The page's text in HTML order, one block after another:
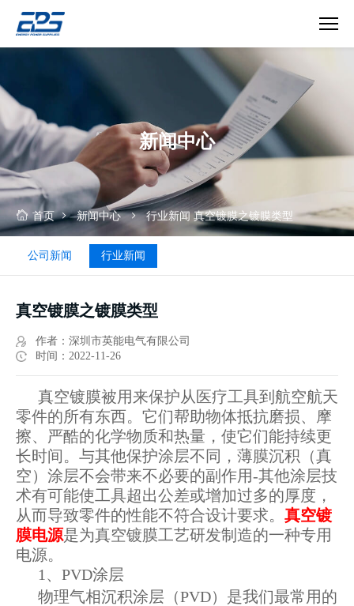
镀
之
镀
膜
类
型
新闻中心
首页 新闻中心 行业新闻 真空镀膜之镀膜类型
公司新闻 行业新闻
真空镀膜之镀膜类型
作者：深圳市英能电气有限公司
时间：2022-11-26
真空镀膜被用来保护从医疗工具到航空航天
零件的所有东西。它们帮助物体抵抗磨损、摩
擦、严酷的化学物质和热量，使它们能持续更
长时间。与其他保护涂层不同，薄膜沉积（真
空）涂层不会带来不必要的副作用-其他涂层技
术有可能使工具超出公差或增加过多的厚度，
从而导致零件的性能不符合设计要求。 真空镀
膜电源是为真空镀膜工艺研发制造的一种专用
电源。
1、PVD涂层
物理气相沉积涂层（PVD）是我们最常用的